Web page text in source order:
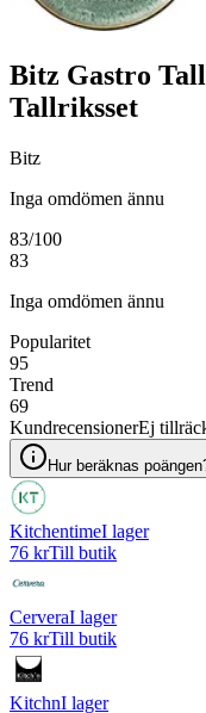
Bitz Gastro
Tallriksset
Bitz
Inga omdömen ännu
83/100
83
Inga omdömen ännu
Popularitet
95
Trend
69
KundrecensionerEj
Hur beräknas
KitchentimeI lager
76 krTill butik
CerveraI lager
76 krTill butik
KitchnI lager